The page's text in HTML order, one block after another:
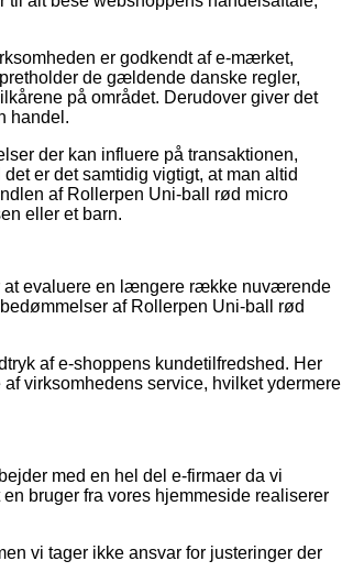
er godkendt af e-mærket,
de gældende danske regler,
på området. Derudover giver det
handel.
der kan influere på transaktionen,
er det samtidig vigtigt, at man altid
af Rollerpen Uni-ball rød micro
eller et barn.
at evaluere en længere række nuværende
af Rollerpen Uni-ball rød
af e-shoppens kundetilfredshed. Her
virksomhedens service, hvilket ydermere
med en hel del e-firmaer da vi
bruger fra vores hjemmeside realiserer
vi tager ikke ansvar for justeringer der